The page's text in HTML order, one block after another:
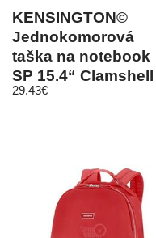
KENSINGTON©
Jednokomorová
taška na notebook
SP 15.4“ Clamshell
Case
29,43€